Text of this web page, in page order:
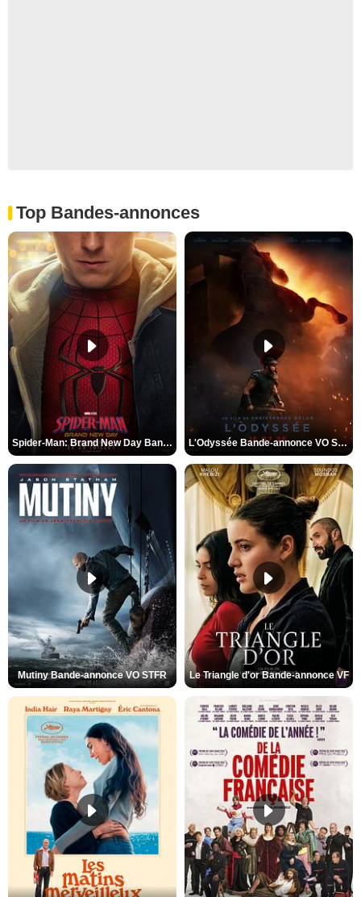
Top Bandes-annonces
Spider-Man: Brand New Day Bande-annonce VO STFR L'Odyssée Bande-annonce VO STFR
Mutiny Bande-annonce VO STFR Le Triangle d'or Bande-annonce VF